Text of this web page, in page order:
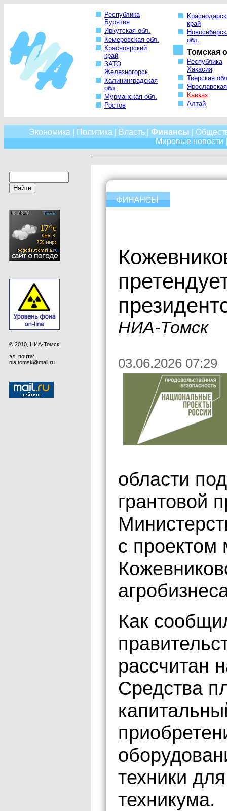
Республика
Бурятия
Иркутская обл.
Кемеровская обл.
Красноярский
край
ЗАТО
Железногорск
Калининградская
обл.
Мурманская обл.
Ростов
край
обл.
Томская
Республика
Хакасия
Тверская
Кавказ
Алтай
Экономика Политика Власть| Финансы
Мировые новости
© 2010, НИА-Томск
эл. почта:
nia.tomsk@mail.ru
НИА-Томск
03.06.2026 07:29
области
грантовой
с проектом
Как
рассчитан
Средства
техники
техникума.